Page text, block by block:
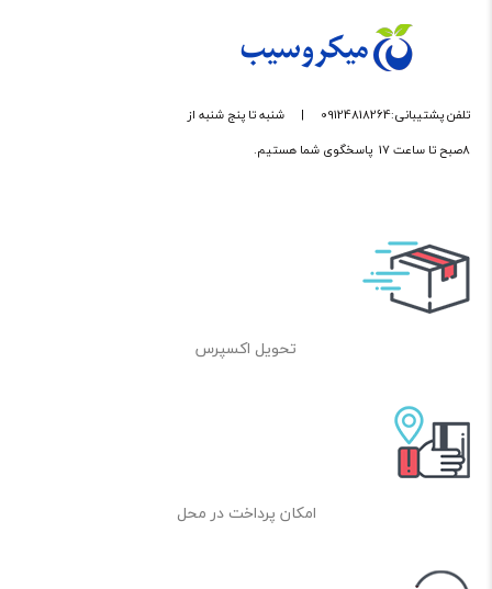
تلفن پشتیبانی:09124818264 |
شنبه تا پنج شنبه از
8صبح تا ساعت 17 پاسخگوی شما هستیم.
تحویل اکسپرس
امکان پرداخت در محل